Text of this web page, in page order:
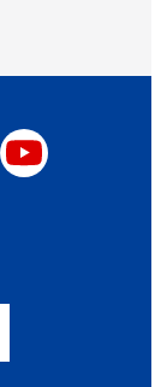
へ